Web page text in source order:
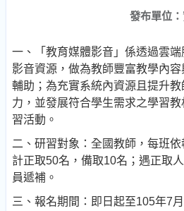
發布單位：
一、「教育媒體影音」係透過雲
影音資源，做為教師豐富教學內
輔助；為充實系統內資源且提升
力，並發展符合學生需求之學習
習活動。
二、研習對象：全國教師，每班
計正取50名，備取10名；遇正取
員遞補。
三、報名期間：即日起至105年7